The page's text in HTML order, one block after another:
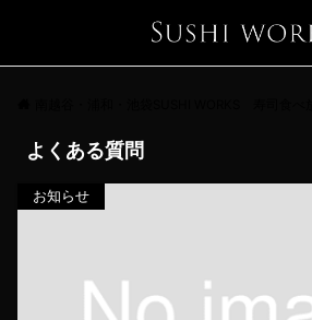
よくある質問
お知らせ